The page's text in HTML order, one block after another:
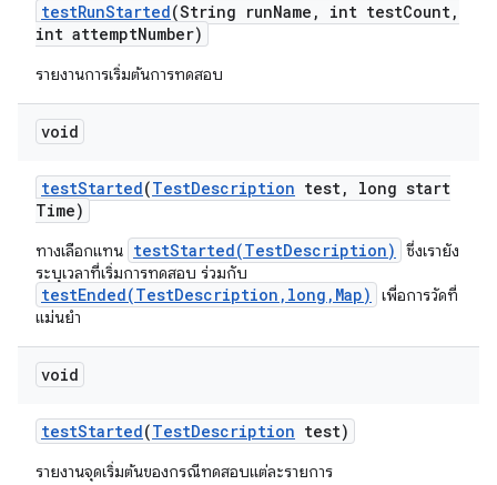
testRunStarted(String runName , int testCount,
int attemptNumber)
รายงานการเริ่มต้นการทดสอบ
void
testStarted(TestDescription test,
long start
Time)
ทางเลือกแทน testStarted(TestDescription)
ซึ่งเรายัง
ระบุเวลาที่เริ่มการทดสอบ ร่วมกับ
testEnded(TestDescription,long,Map)
เพื่อการวัดที่
แม่นยำ
void
testStarted(TestDescription test)
รายงานจุดเริ่มต้นของกรณีทดสอบแต่ละรายการ